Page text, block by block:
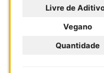
Livre de
Vegano
Quantidade